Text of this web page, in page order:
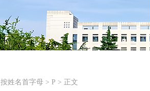
按姓名首字母 > P > 正文